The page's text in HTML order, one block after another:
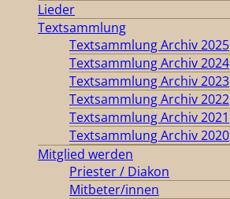
Lieder
Textsammlung
Textsammlung Archiv 2025
Textsammlung Archiv 2024
Textsammlung Archiv 2023
Textsammlung Archiv 2022
Textsammlung Archiv 2021
Textsammlung Archiv 2020
Mitglied werden
Priester / Diakon
Mitbeter/innen